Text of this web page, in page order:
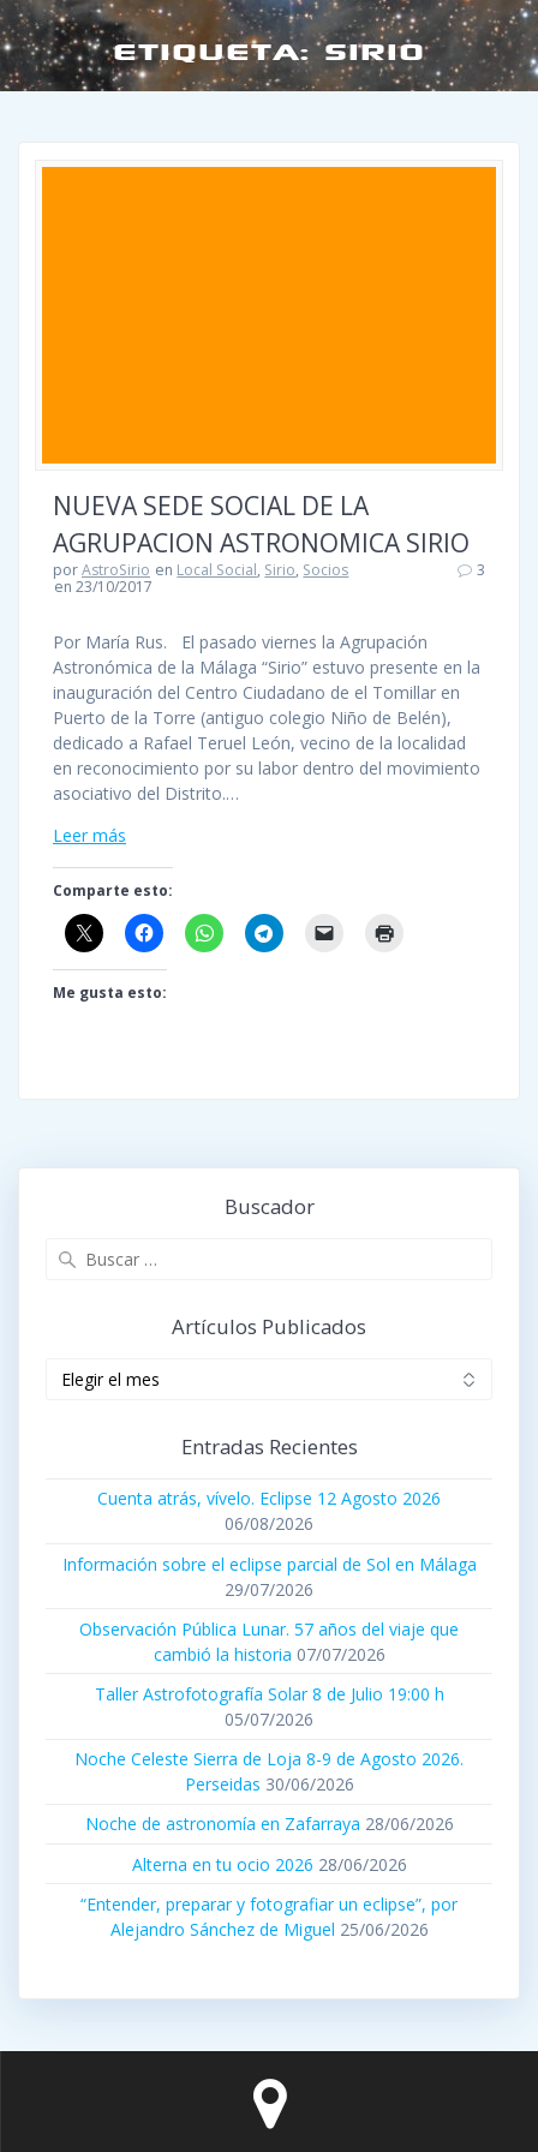
ETIQUETA:SIRIO
NUEVA SEDE SOCIAL DE LA
AGRUPACION ASTRONOMICA SIRIO
porAstroSirio en Local Social, Sirio, Socios
en 23/10/2017
3
Por María Rus. El pasado viernes la Agrupación
Astronómica de la Málaga “Sirio” estuvo presente en la
inauguración del Centro Ciudadano de el Tomillar en
Puerto de la Torre (antiguo colegio Niño de Belén),
dedicado a Rafael Teruel León, vecino de la localidad
en reconocimiento por su labor dentro del movimiento
asociativo del Distrito.…
Leer más
Comparte esto:
Me gusta esto:
Buscador
Artículos Publicados
Entradas Recientes
Cuenta atrás, vívelo. Eclipse 12 Agosto 2026
06/08/2026
Información sobre el eclipse parcial de Sol en Málaga
29/07/2026
Observación Pública Lunar. 57 años del viaje que
cambió la historia 07/07/2026
Taller Astrofotografía Solar 8 de Julio 19:00 h
05/07/2026
Noche Celeste Sierra de Loja 8-9 de Agosto 2026.
Perseidas 30/06/2026
Noche de astronomía en Zafarraya 28/06/2026
Alterna en tu ocio 2026 28/06/2026
“Entender, preparar y fotografiar un eclipse”, por
Alejandro Sánchez de Miguel 25/06/2026